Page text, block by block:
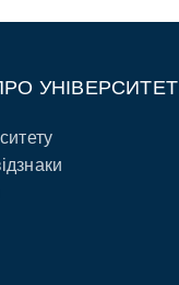
УНІВЕРСИТЕТ